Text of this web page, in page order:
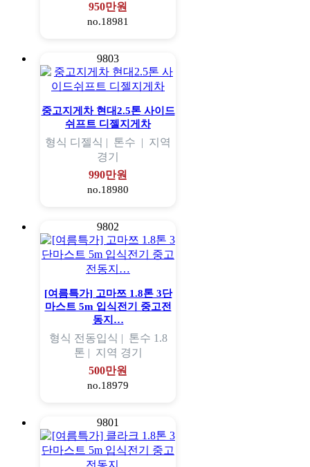
950만원
no.18981
9803
중고지게차 현대2.5톤 사이드
쉬프트 디젤지게차
형식 디젤식 | 톤수 | 지역
경기
990만원
no.18980
9802
[여름특가] 고마쯔 1.8톤 3단
마스트 5m 입식전기 중고전
동지…
형식 전동입식 | 톤수 1.8
톤 | 지역 경기
500만원
no.18979
9801